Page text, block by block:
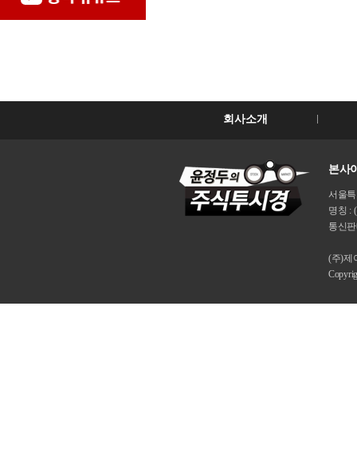
회사소개
본사
서울
명칭 :
통신
(주)제